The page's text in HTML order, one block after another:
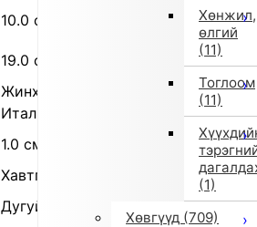
Хөнжил,
өлгий
(11)
Тоглоом
(11)
(1)
Хөвгүүд (709)
10.0 см
19.0 см
Жинхэнэ арьс
Итали
1.0 см
Хавтгай өсгий
Дугуй